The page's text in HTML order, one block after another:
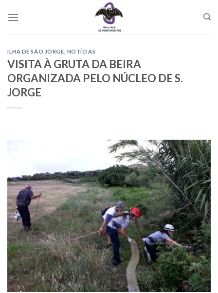
ILHA DE SÃO JORGE NOTÍCIAS
VISITA À GRUTA DA BEIRA
ORGANIZADA PELO NÚCLEO DE S.
JORGE